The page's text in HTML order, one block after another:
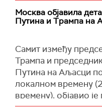
јединице групе
групе трупа "Исток".
Москва објавила
Путина и Трампа на
Самит између
Трампа и
Путина на Аљасци
локалном времену
времену), објавио
председника Јуриј